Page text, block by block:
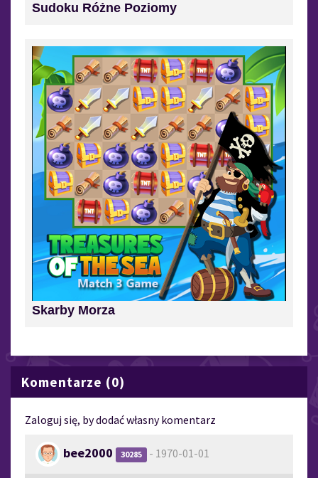
Sudoku Różne Poziomy
Skarby Morza
Komentarze (0)
Zaloguj się, by dodać własny komentarz
bee2000 30285 - 1970-01-01